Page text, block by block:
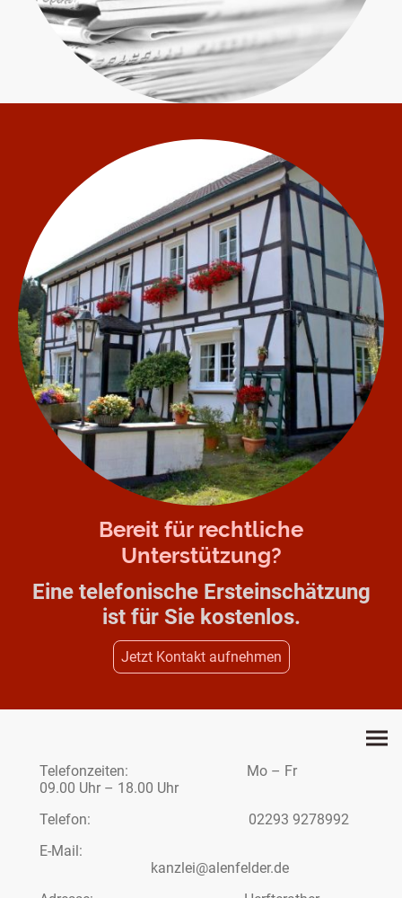
Bereit für rechtliche
Unterstützung?
Eine telefonische Ersteinschätzung
ist für Sie kostenlos.
Jetzt Kontakt aufnehmen
Telefonzeiten: Mo – Fr
09.00 Uhr – 18.00 Uhr
Telefon: 02293 9278992
E-Mail:
kanzlei@alenfelder.de